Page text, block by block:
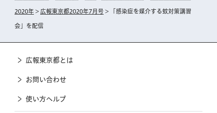
2020年 > 広報東京都2020年7月号 > 「感染症を媒介する蚊対策講習
会」を配信
広報東京都とは
お問い合わせ
使い方ヘルプ